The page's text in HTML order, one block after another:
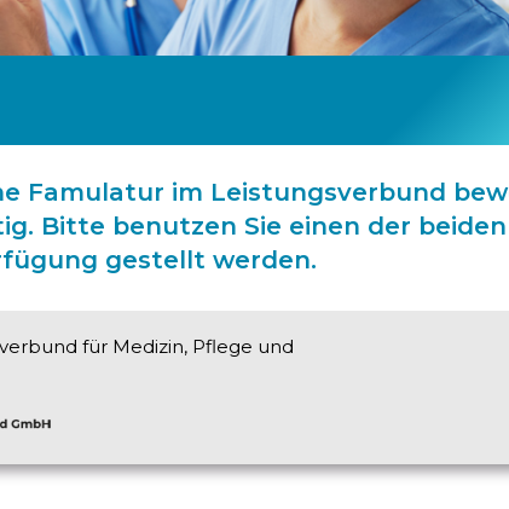
Famulatur im Leistungsverbund
Bitte benutzen Sie einen der
gestellt werden.
für Medizin, Pflege und